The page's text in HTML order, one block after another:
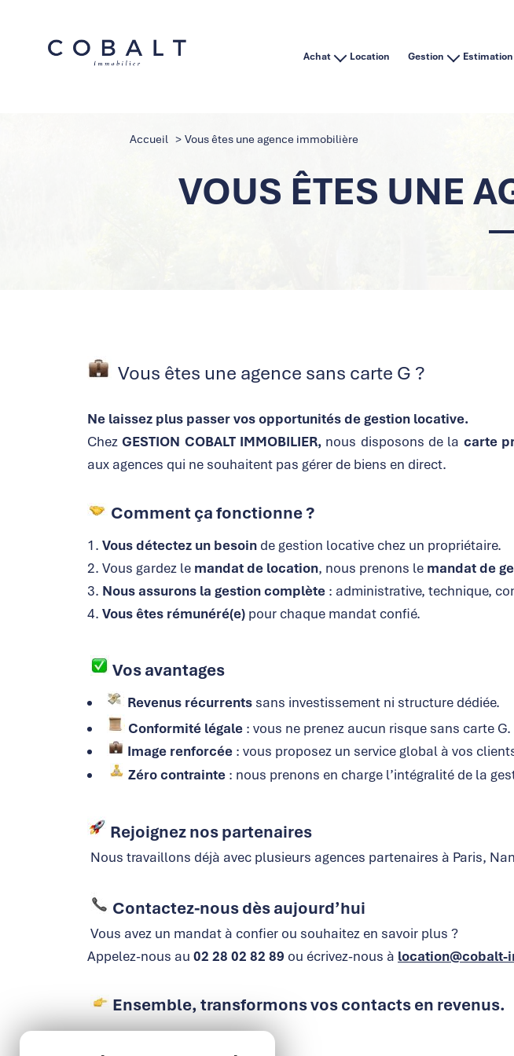
Achat Location Gestion Estimation
Accueil Vous êtes une agence immobilière
VOUS ÊTES UNE
Vous êtes une agence sans carte G ?
Ne laissez plus passer vos opportunités de gestion locative.
Chez GESTION COBALT IMMOBILIER, nous disposons de la carte
aux agences qui ne souhaitent pas gérer de biens en direct.
Comment ça fonctionne ?
Vous détectez un besoin de gestion locative chez un propriétaire.
Vous gardez le mandat de location, nous prenons le mandat de
Nous assurons la gestion complète : administrative, technique,
Vous êtes rémunéré(e) pour chaque mandat confié.
Vos avantages
Revenus récurrents sans investissement ni structure dédiée.
Conformité légale : vous ne prenez aucun risque sans carte G.
Image renforcée : vous proposez un service global à vos
Zéro contrainte : nous prenons en charge l’intégralité de la
Rejoignez nos partenaires
Nous travaillons déjà avec plusieurs agences partenaires à Paris,
Contactez-nous dès aujourd’hui
Vous avez un mandat à confier ou souhaitez en savoir plus ?
Appelez-nous au 02 28 02 82 89 ou écrivez-nous à
Ensemble, transformons vos contacts en revenus.